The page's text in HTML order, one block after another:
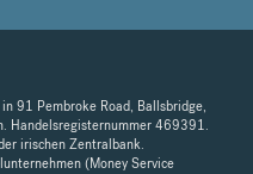
91 Pembroke Road, Ballsbridge,
Handelsregisternummer 469391.
irischen Zentralbank.
(Money Service